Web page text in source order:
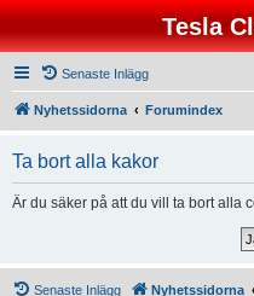
Tesla
Senaste Inlägg
Nyhetssidorna Forumindex
Ta bort alla kakor
Är du säker på att du vill ta bort alla
Senaste Inlägg Nyhetssidorna